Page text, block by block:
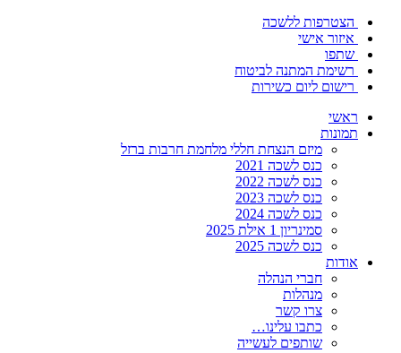
הצטרפות ללשכה
איזור אישי
שתפו
רשימת המתנה לביטוח
רישום ליום כשירות
ראשי
תמונות
מיזם הנצחת חללי מלחמת חרבות ברזל
כנס לשכה 2021
כנס לשכה 2022
כנס לשכה 2023
כנס לשכה 2024
סמינריון 1 אילת 2025
כנס לשכה 2025
אודות
חברי הנהלה
מנהלות
צרו קשר
כתבו עלינו…
שותפים לעשייה